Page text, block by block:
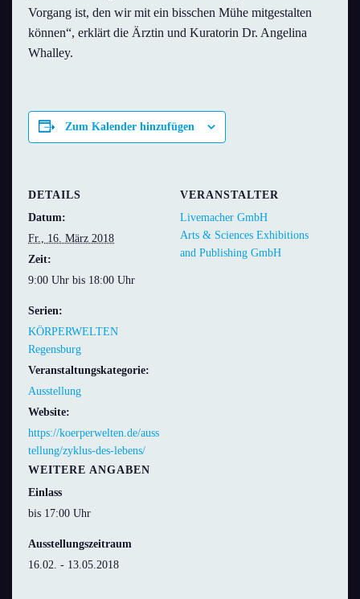
Vorgang ist, den wir mit ein bisschen Mühe mitgestalten
können“, erklärt die Ärztin und Kuratorin Dr. Angelina
Whalley.
Zum Kalender hinzufügen
DETAILS
Datum:
Fr., 16. März 2018
Zeit:
9:00 Uhr bis 18:00 Uhr
Serien:
KÖRPERWELTEN
Regensburg
Veranstaltungskategorie:
Ausstellung
Website:
https://koerperwelten.de/auss
tellung/zyklus-des-lebens/
VERANSTALTER
Livemacher GmbH
Arts & Sciences Exhibitions
and Publishing GmbH
WEITERE ANGABEN
Einlass
bis 17:00 Uhr
Ausstellungszeitraum
16.02. - 13.05.2018